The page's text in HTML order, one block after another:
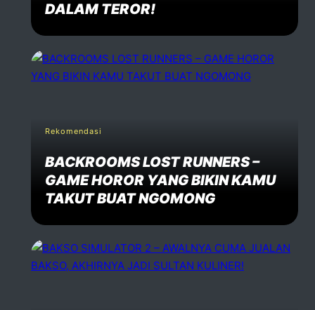
DALAM TEROR!
Rekomendasi
BACKROOMS LOST RUNNERS –
GAME HOROR YANG BIKIN KAMU
TAKUT BUAT NGOMONG